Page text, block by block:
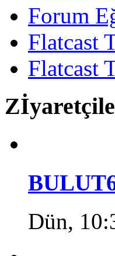
Forum
Flatcast
Flatcast
Dün,